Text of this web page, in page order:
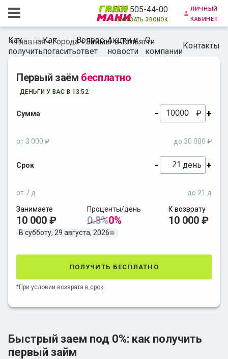
8 800 505-44-00
заказать звонок
личный
кабинет
Как
получить
Как
погасить
Вопрос-
ответ
Акции и
новости
О
компании
Контакты
Главная Города Займы в Тольятти
Первый заём бесплатно
ДЕНЬГИ У ВАС В 13:52
Сумма - ₽ +
от 3 000 ₽ до 30 000 ₽
Срок - день +
от 7 д
до 21 д
Занимаете
10 000 ₽
Проценты/день
0.8%0%
К возврату
10 000 ₽
В субботу, 29 августа, 2026
получить бесплатно
*При условии возврата в срок
Быстрый заем под 0%: как получить
первый займ